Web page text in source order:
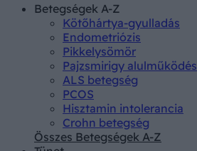
Betegségek A-Z
Kötőhártya-gyulladás
Endometriózis
Pikkelysömör
Pajzsmirigy alulműködés
ALS betegség
PCOS
Hisztamin intolerancia
Crohn betegség
Összes Betegségek A-Z